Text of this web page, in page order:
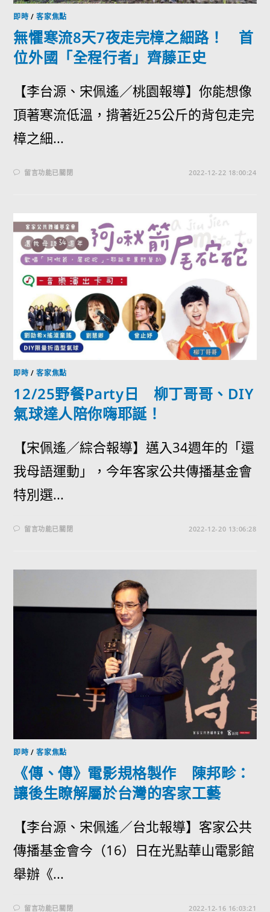
即時 /客家焦點
無懼寒流8天7夜走完樟之細路！ 首
位外國「全程行者」齊藤正史
【李台源、宋佩遙／桃園報導】你能想像
頂著寒流低溫，揹著近25公斤的背包走完
樟之細...
留言功能已關閉 2022-12-22 18:00:24
即時 /客家焦點
12/25野餐Party日 柳丁哥哥、DIY
氣球達人陪你嗨耶誕！
【宋佩遙／綜合報導】邁入34週年的「還
我母語運動」，今年客家公共傳播基金會
特別選...
留言功能已關閉 2022-12-20 13:06:28
即時 /客家焦點
《傳、傳》電影規格製作 陳邦畛：
讓後生瞭解屬於台灣的客家工藝
【李台源、宋佩遙／台北報導】客家公共
傳播基金會今（16）日在光點華山電影館
舉辦《...
留言功能已關閉 2022-12-16 16:03:21